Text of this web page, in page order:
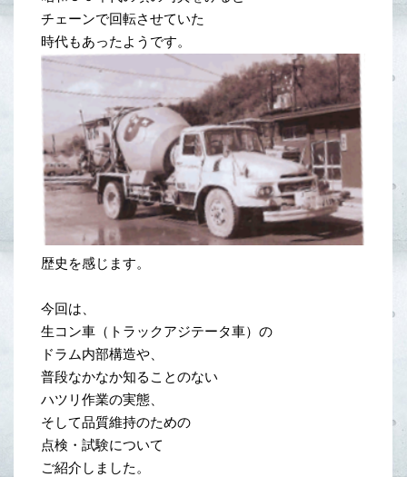
チェーンで回転させていた
時代もあったようです。
歴史を感じます。
今回は、
生コン車（トラックアジテータ車）の
ドラム内部構造や、
普段なかなか知ることのない
ハツリ作業の実態、
そして品質維持のための
点検・試験について
ご紹介しました。